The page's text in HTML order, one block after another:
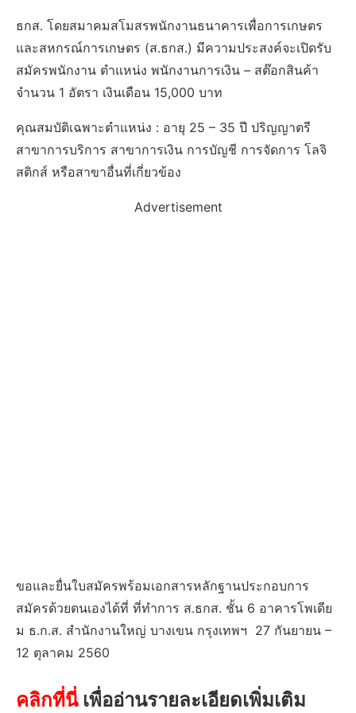
ธกส. โดยสมาคมสโมสรพนักงานธนาคารเพื่อการเกษตร
และสหกรณ์การเกษตร (ส.ธกส.) มีความประสงค์จะเปิดรับ
สมัครพนักงาน ตำแหน่ง พนักงานการเงิน – สต๊อกสินค้า
จำนวน 1 อัตรา เงินเดือน 15,000 บาท
คุณสมบัติเฉพาะตำแหน่ง : อายุ 25 – 35 ปี ปริญญาตรี
สาขาการบริการ สาขาการเงิน การบัญชี การจัดการ โลจิ
สติกส์ หรือสาขาอื่นที่เกี่ยวข้อง
Advertisement
ขอและยื่นใบสมัครพร้อมเอกสารหลักฐานประกอบการ
สมัครด้วยตนเองได้ที่ ที่ทำการ ส.ธกส. ชั้น 6 อาคารโพเดีย
ม ธ.ก.ส. สำนักงานใหญ่ บางเขน กรุงเทพฯ 27 กันยายน –
12 ตุลาคม 2560
คลิกที่นี่เพื่ออ่านรายละเอียดเพิ่มเติม